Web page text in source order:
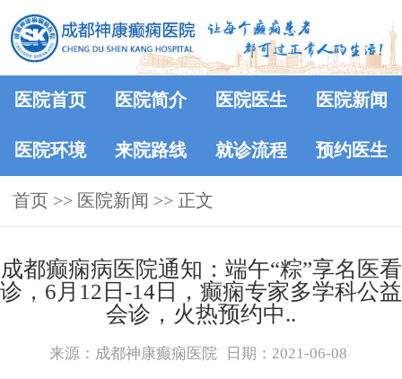
医院首页 医院简介 医院医生 医院新闻
医院环境 来院路线 就诊流程 预约医生
首页 >> 医院新闻 >> 正文
成都癫痫病医院通知：端午“粽”享名医看
诊，6月12日-14日，癫痫专家多学科公益
会诊，火热预约中..
来源：成都神康癫痫医院 日期：2021-06-08